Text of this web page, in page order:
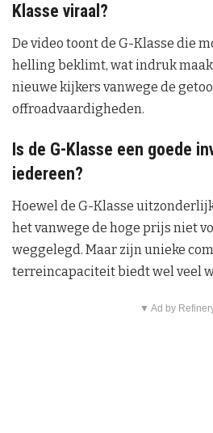
Klasse viraal?
De video toont de G-Klasse die
helling beklimt, wat indruk
nieuwe kijkers vanwege de
offroadvaardigheden.
Is de G-Klasse een goede
iedereen?
Hoewel de G-Klasse
het vanwege de hoge prijs niet
weggelegd. Maar zijn unieke
terreincapaciteit biedt wel veel
▼ Ad by